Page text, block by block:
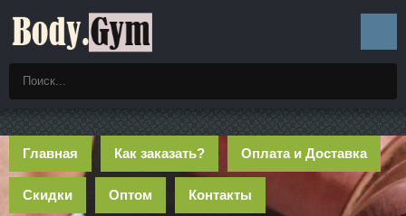
Главная Как заказать? Оплата и Доставка
Скидки Оптом Контакты